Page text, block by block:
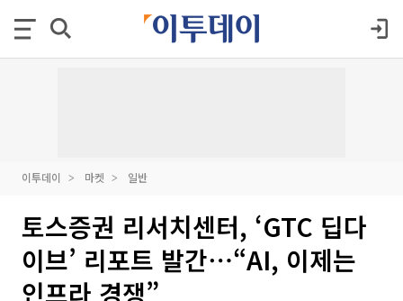
이투데이 마켓 일반
토스증권 리서치센터, ‘GTC 딥다
이브’ 리포트 발간⋯“AI, 이제는
인프라 경쟁”